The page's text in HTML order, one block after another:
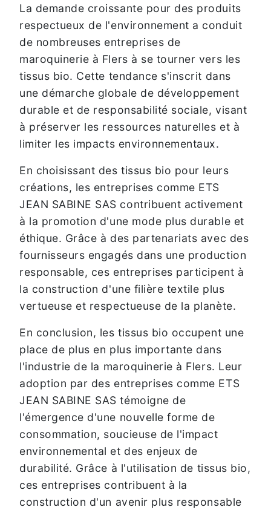
La demande croissante pour des produits
respectueux de l'environnement a conduit
de nombreuses entreprises de
maroquinerie à Flers à se tourner vers les
tissus bio. Cette tendance s'inscrit dans
une démarche globale de développement
durable et de responsabilité sociale, visant
à préserver les ressources naturelles et à
limiter les impacts environnementaux.
En choisissant des tissus bio pour leurs
créations, les entreprises comme ETS
JEAN SABINE SAS contribuent activement
à la promotion d'une mode plus durable et
éthique. Grâce à des partenariats avec des
fournisseurs engagés dans une production
responsable, ces entreprises participent à
la construction d'une filière textile plus
vertueuse et respectueuse de la planète.
En conclusion, les tissus bio occupent une
place de plus en plus importante dans
l'industrie de la maroquinerie à Flers. Leur
adoption par des entreprises comme ETS
JEAN SABINE SAS témoigne de
l'émergence d'une nouvelle forme de
consommation, soucieuse de l'impact
environnemental et des enjeux de
durabilité. Grâce à l'utilisation de tissus bio,
ces entreprises contribuent à la
construction d'un avenir plus responsable